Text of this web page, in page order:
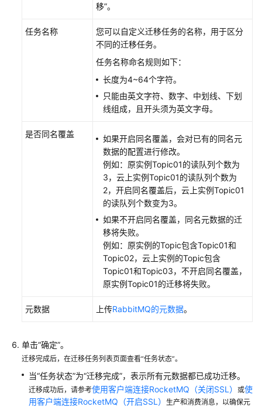
买
消
管
理
实
例
移”。
任务名称
您可以自定义迁移任务的名称，用于区分
不同的迁移任务。
任务名称命名规则如下：
长度为4~64个字符。
只能由英文字符、数字、中划线、下划
线组成，且开头须为英文字母。
是否同名覆盖
如果开启同名覆盖，会对已有的同名元
数据的配置进行修改。
例如：原实例Topic01的读队列个数为
3，云上实例Topic01的读队列个数为
2，开启同名覆盖后，云上实例Topic01
的读队列个数变为3。
如果不开启同名覆盖，同名元数据的迁
移将失败。
例如：原实例的Topic包含Topic01和
Topic02，云上实例的Topic包含
Topic01和Topic03，不开启同名覆盖，
原实例Topic01的迁移将失败。
元数据 上传RabbitMQ的元数据。
单击“确定”。
迁移完成后，在迁移任务列表页面查看“任务状态”。
当“任务状态”为“迁移完成”，表示所有元数据都已成功迁移。
迁移成功后，请参考使用客户端连接RocketMQ（关闭SSL） 或使
用客户端连接RocketMQ（开启SSL）
生产和消费消息，以确保元